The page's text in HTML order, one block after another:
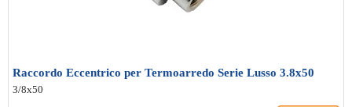
Raccordo Eccentrico per Termoarredo Serie Lusso 3.8x50
3/8x50